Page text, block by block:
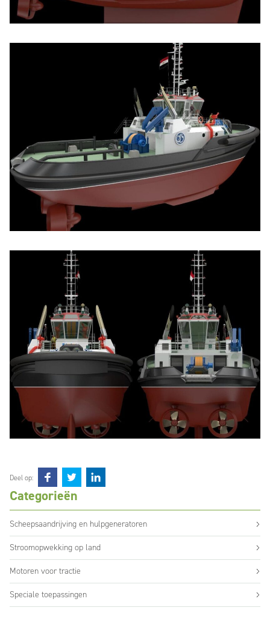
Deel op:
Categorieën
Scheepsaandrijving en hulpgeneratoren
Stroomopwekking op land
Motoren voor tractie
Speciale toepassingen